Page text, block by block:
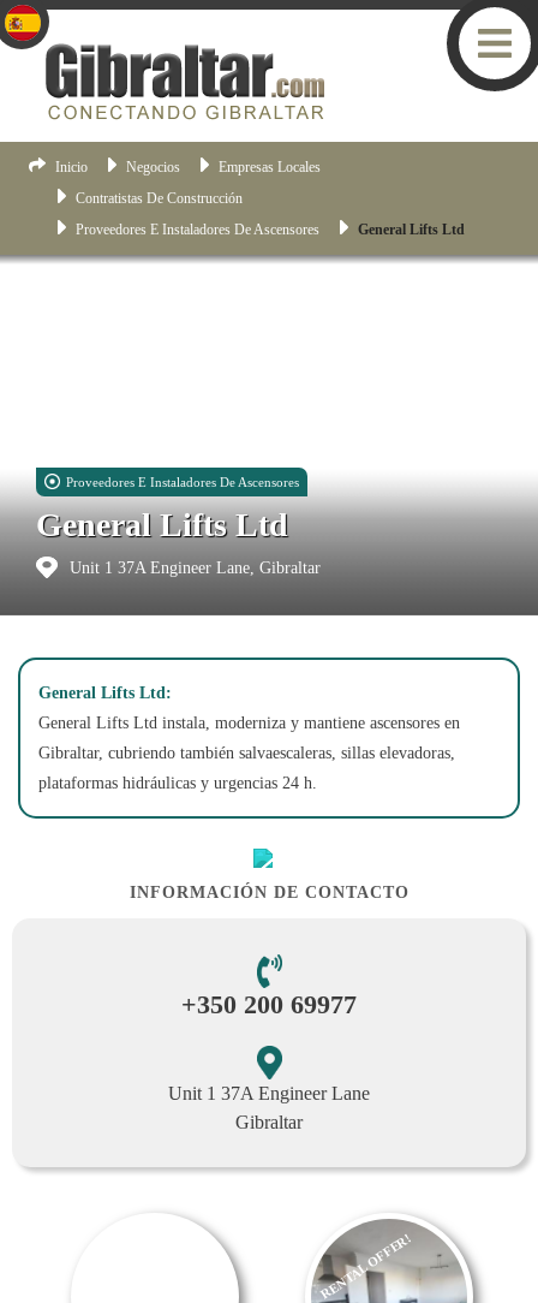
Inicio Negocios
Empresas Locales
Contratistas De Construcción
Proveedores E Instaladores De Ascensores
General Lifts Ltd
Proveedores E Instaladores De Ascensores
General Lifts Ltd
Unit 1 37A Engineer Lane, Gibraltar
General Lifts Ltd:
General Lifts Ltd instala, moderniza y mantiene ascensores en
Gibraltar, cubriendo también salvaescaleras, sillas elevadoras,
plataformas hidráulicas y urgencias 24 h.
INFORMACIÓN DE CONTACTO
+350 200 69977
Unit 1 37A Engineer Lane
Gibraltar
RENTAL OFFER!